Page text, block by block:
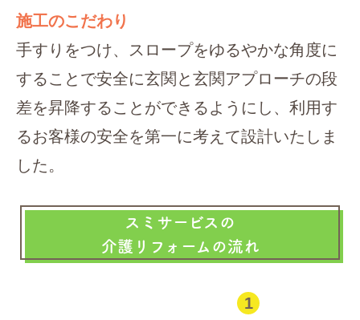
施工のこだわり
手すりをつけ、スロープをゆるやかな角度に
することで安全に玄関と玄関アプローチの段
差を昇降することができるようにし、利用す
るお客様の安全を第一に考えて設計いたしま
した。
スミサービスの
介護リフォームの流れ
1